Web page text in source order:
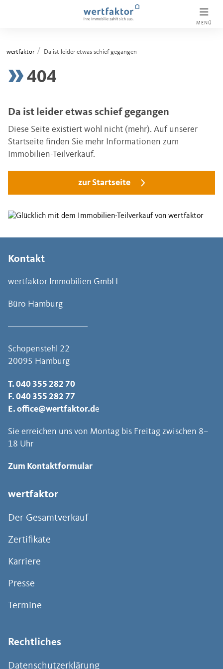
MENÜ
wertfaktor Da ist leider etwas schief gegangen
404
Da ist leider etwas schief gegangen
Diese Seite existiert wohl nicht (mehr). Auf unserer
Startseite finden Sie mehr Informationen zum
Immobilien-Teilverkauf.
zur Startseite
Kontakt
wertfaktor Immobilien GmbH
Büro Hamburg
Schopenstehl 22
20095 Hamburg
T. 040 355 282 70
F. 040 355 282 77
E. office@wertfaktor.de
Sie erreichen uns von Montag bis Freitag zwischen 8–
18 Uhr
Zum Kontaktformular
wertfaktor
Der Gesamtverkauf
Zertifikate
Karriere
Presse
Termine
Rechtliches
Datenschutzerklärung